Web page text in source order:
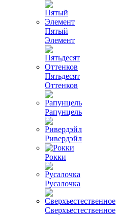
Пятый
Элемент
Пятьдесят
Оттенков
Рапунцель
Ривердэйл
Рокки
Русалочка
Сверхъестественное